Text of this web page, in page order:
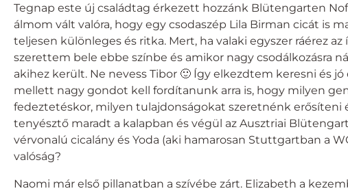
Tegnap este új családtag érkezett hozzánk Blütengarten
álmom vált valóra, hogy egy csodaszép Lila Birman cicát is
teljesen különleges és ritka. Mert, ha valaki egyszer ráérez
szerettem bele ebbe színbe és amikor nagy csodálkozásra
akihez került. Ne nevess Tibor 🙂 Így elkezdtem keresni és
mellett nagy gondot kell fordítanunk arra is, hogy milyen
fedeztetéskor, milyen tulajdonságokat szeretnénk erősíteni
tenyésztő maradt a kalapban és végül az Ausztriai
vérvonalú cicalány és Yoda (aki hamarosan Stuttgartban a
valóság?
Naomi már első pillanatban a szívébe zárt. Elizabeth a